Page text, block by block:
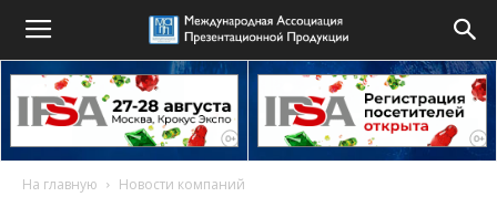
На главную Новости компаний